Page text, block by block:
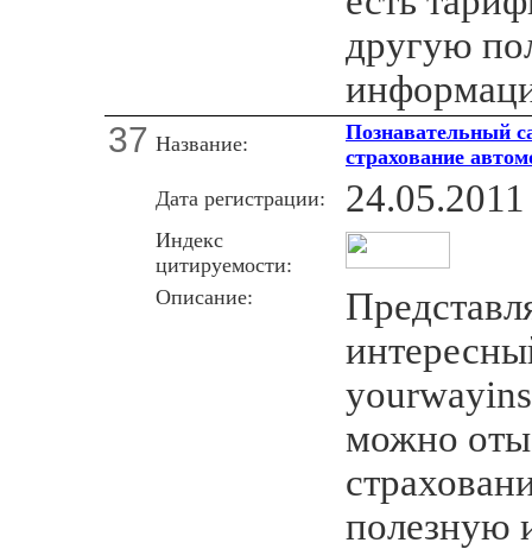
другую
37 Название:
Познавательный
страхование
Дата регистрации:
24.05.2011
Индекс
цитируемости:
Описание:
можно
полезную